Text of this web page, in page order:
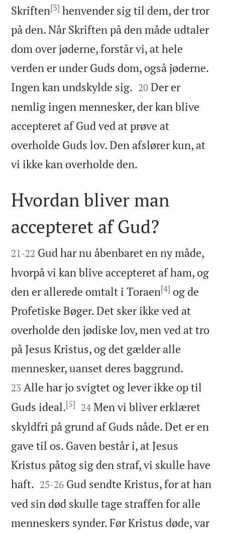
Skriften[3] henvender sig til dem, der tror
på den. Når Skriften på den måde udtaler
dom over jøderne, forstår vi, at hele
verden er under Guds dom, også jøderne.
Ingen kan undskylde sig. 

20 Der er
nemlig ingen mennesker, der kan blive
accepteret af Gud ved at prøve at
overholde Guds lov. Den afslører kun, at
vi ikke kan overholde den.

Hvordan bliver man
accepteret af Gud?

21-22 Gud har nu åbenbaret en ny måde,
hvorpå vi kan blive accepteret af ham, og
den er allerede omtalt i Toraen[4] og de
Profetiske Bøger. Det sker ikke ved at
overholde den jødiske lov, men ved at tro
på Jesus Kristus, og det gælder alle
mennesker, uanset deres baggrund.
23 Alle har jo svigtet og lever ikke op til
Guds ideal.[5] 

24 Men vi bliver erklæret
skyldfri på grund af Guds nåde. Det er en
gave til os. Gaven består i, at Jesus
Kristus påtog sig den straf, vi skulle have
haft. 

25-26 Gud sendte Kristus, for at han
ved sin død skulle tage straffen for alle
menneskers synder. Før Kristus døde, var